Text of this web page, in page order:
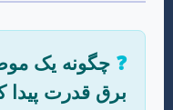
❓ چگونه یک
برق قدرت پیدا